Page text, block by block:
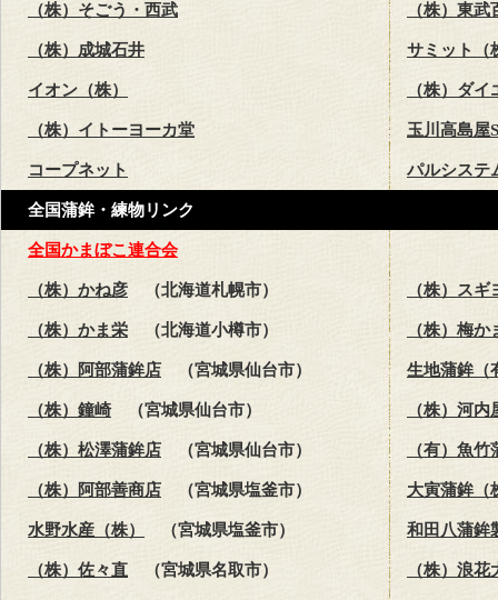
（株）そごう・西武 （株）東武
（株）成城石井 サミット（
イオン（株） （株）ダイ
（株）イトーヨーカ堂 玉川高島屋
コープネット パルシステ
全国蒲鉾・練物リンク
全国かまぼこ連合会
（株）かね彦 （北海道札幌市） （株）スギ
（株）かま栄 （北海道小樽市） （株）梅か
（株）阿部蒲鉾店 （宮城県仙台市） 生地蒲鉾（
（株）鐘崎（宮城県仙台市） （株）河内
（株）松澤蒲鉾店 （宮城県仙台市） （有）魚竹
（株）阿部善商店 （宮城県塩釜市） 大寅蒲鉾（
水野水産（株） （宮城県塩釜市） 和田八蒲鉾
（株）佐々直 （宮城県名取市） （株）浪花